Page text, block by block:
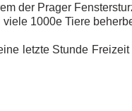
der Prager
1000e Tiere
letzte Stunde